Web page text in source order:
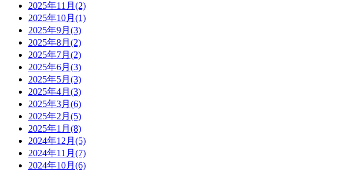
2025年11月(2)
2025年10月(1)
2025年9月(3)
2025年8月(2)
2025年7月(2)
2025年6月(3)
2025年5月(3)
2025年4月(3)
2025年3月(6)
2025年2月(5)
2025年1月(8)
2024年12月(5)
2024年11月(7)
2024年10月(6)